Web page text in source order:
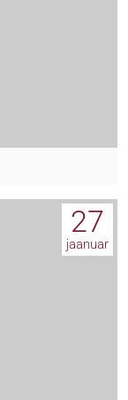
27
jaanuar